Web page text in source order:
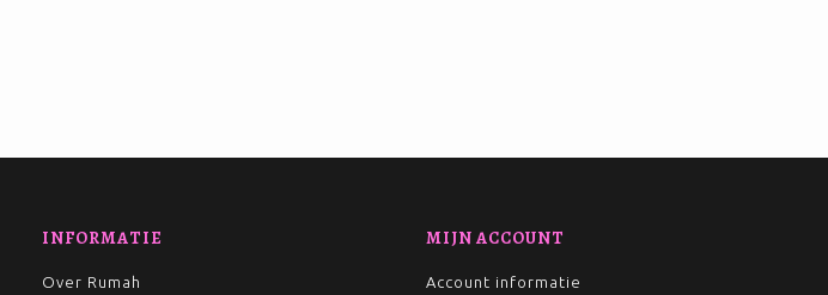
INFORMATIE
Over Rumah
MIJN ACCOUNT
Account informatie